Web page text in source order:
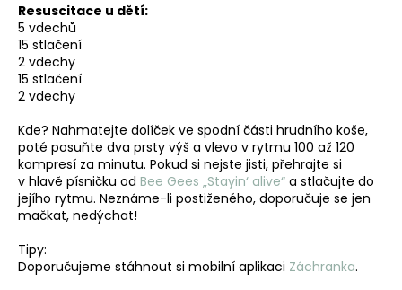
Resuscitace u dětí:
5 vdechů
15 stlačení
2 vdechy
15 stlačení
2 vdechy
Kde? Nahmatejte dolíček ve spodní části hrudního koše,
poté posuňte dva prsty výš a vlevo v rytmu 100 až 120
kompresí za minutu. Pokud si nejste jisti, přehrajte si
v hlavě písničku od Bee Gees „Stayin‘ alive“ a stlačujte do
jejího rytmu. Neznáme-li postiženého, doporučuje se jen
mačkat, nedýchat!
Tipy:
Doporučujeme stáhnout si mobilní aplikaci Záchranka.